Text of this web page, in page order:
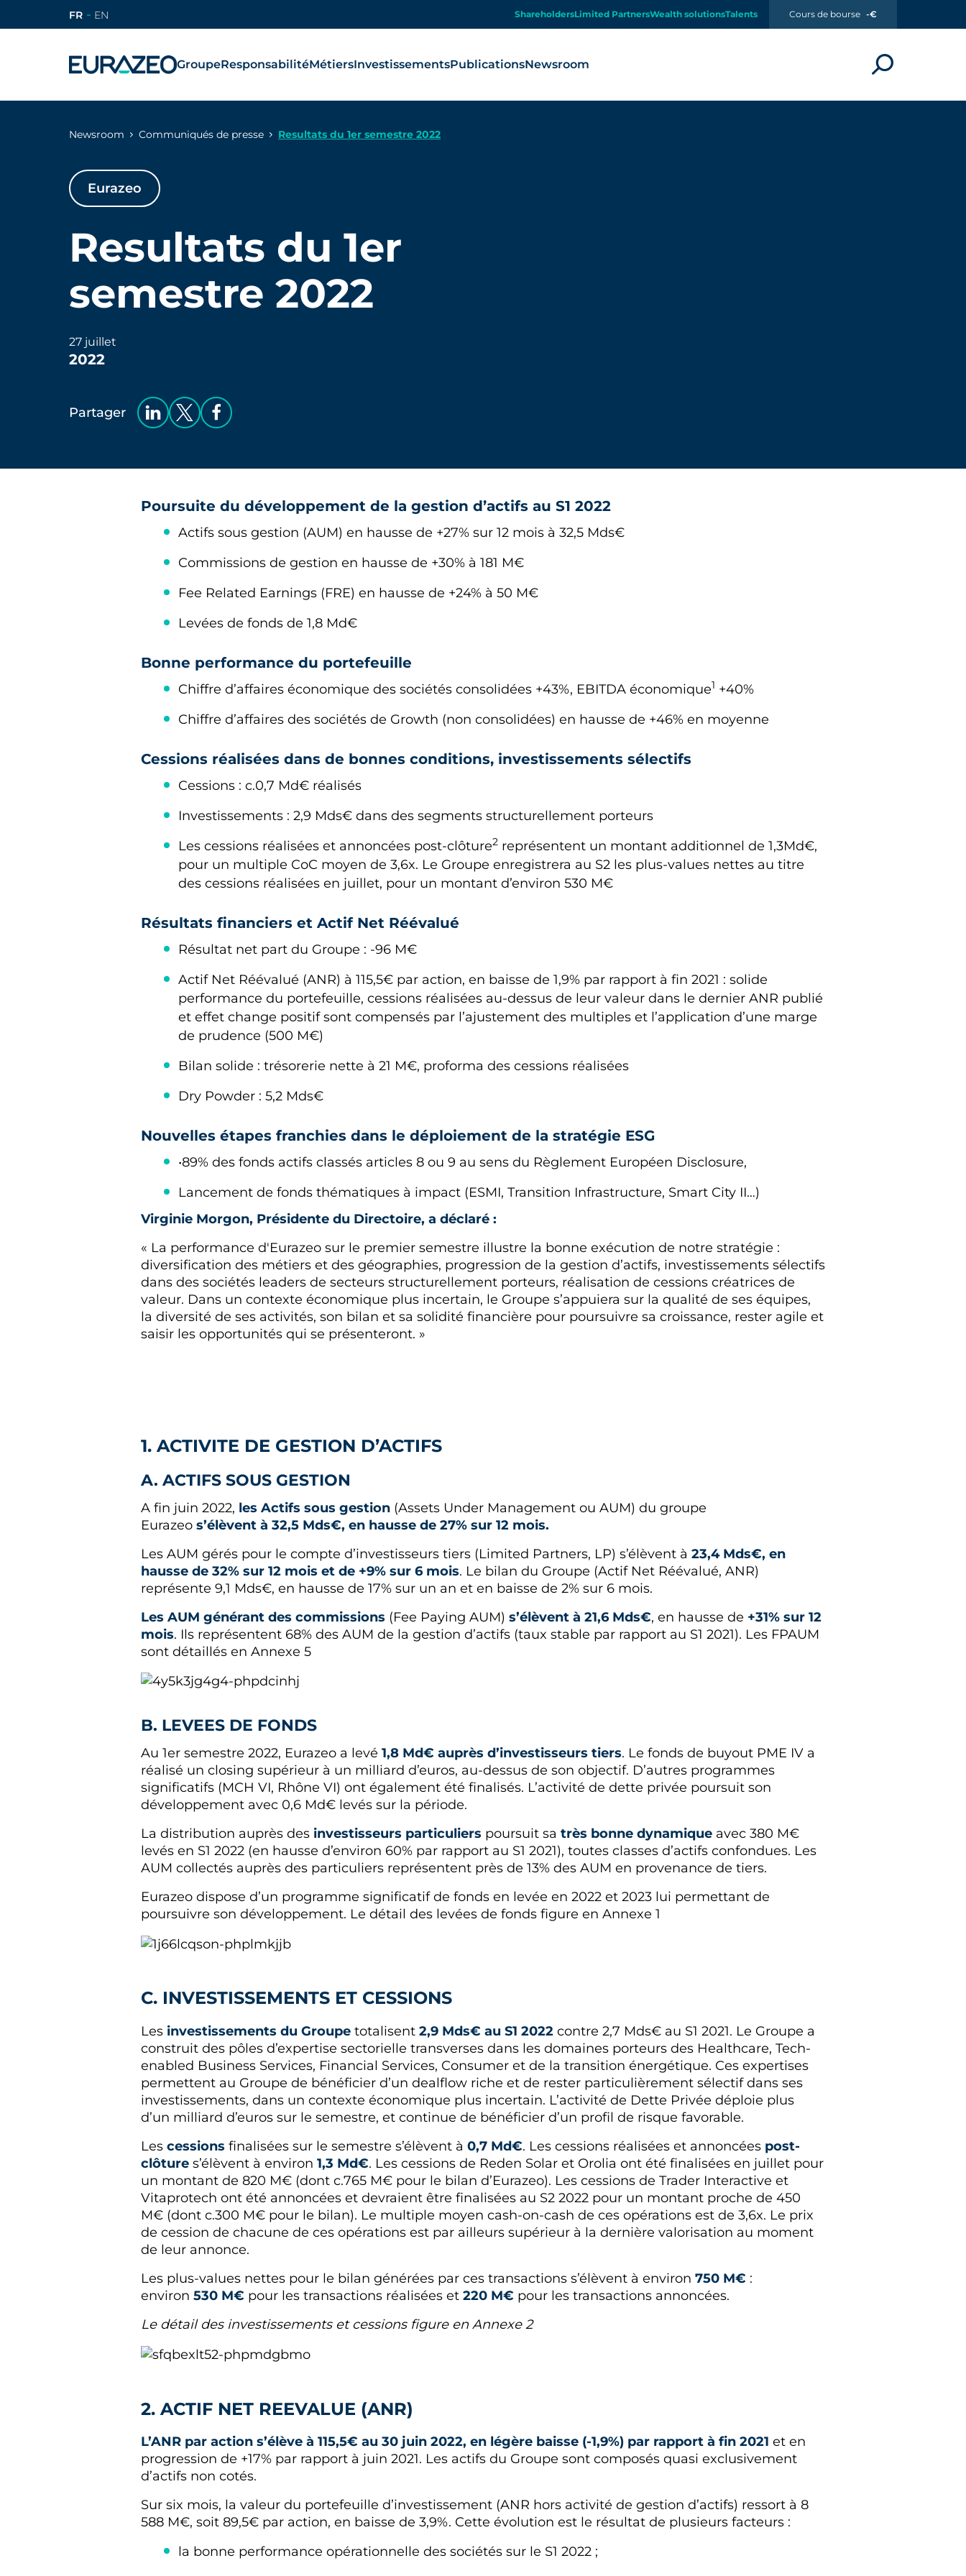
FR EN ShareholdersLimited PartnersWealth solutionsTalents Cours de bourse -€
GroupeResponsabilitéMétiersInvestissementsPublicationsNewsroom
Newsroom Communiqués de presse Resultats du 1er semestre 2022
Eurazeo
Resultats du 1er
semestre 2022
27 juillet
2022
Partager
Poursuite du développement de la gestion d’actifs au S1 2022
Actifs sous gestion (AUM) en hausse de +27% sur 12 mois à 32,5 Mds€
Commissions de gestion en hausse de +30% à 181 M€
Fee Related Earnings (FRE) en hausse de +24% à 50 M€
Levées de fonds de 1,8 Md€
Bonne performance du portefeuille
Chiffre d’affaires économique des sociétés consolidées +43%, EBITDA économique1 +40%
Chiffre d’affaires des sociétés de Growth (non consolidées) en hausse de +46% en moyenne
Cessions réalisées dans de bonnes conditions, investissements sélectifs
Cessions : c.0,7 Md€ réalisés
Investissements : 2,9 Mds€ dans des segments structurellement porteurs
Les cessions réalisées et annoncées post-clôture2 représentent un montant additionnel de 1,3Md€,
pour un multiple CoC moyen de 3,6x. Le Groupe enregistrera au S2 les plus-values nettes au titre
des cessions réalisées en juillet, pour un montant d’environ 530 M€
Résultats financiers et Actif Net Réévalué
Résultat net part du Groupe : -96 M€
Actif Net Réévalué (ANR) à 115,5€ par action, en baisse de 1,9% par rapport à fin 2021 : solide
performance du portefeuille, cessions réalisées au-dessus de leur valeur dans le dernier ANR publié
et effet change positif sont compensés par l’ajustement des multiples et l’application d’une marge
de prudence (500 M€)
Bilan solide : trésorerie nette à 21 M€, proforma des cessions réalisées
Dry Powder : 5,2 Mds€
Nouvelles étapes franchies dans le déploiement de la stratégie ESG
•89% des fonds actifs classés articles 8 ou 9 au sens du Règlement Européen Disclosure,
Lancement de fonds thématiques à impact (ESMI, Transition Infrastructure, Smart City II…)
Virginie Morgon, Présidente du Directoire, a déclaré :
« La performance d'Eurazeo sur le premier semestre illustre la bonne exécution de notre stratégie :
diversification des métiers et des géographies, progression de la gestion d’actifs, investissements sélectifs
dans des sociétés leaders de secteurs structurellement porteurs, réalisation de cessions créatrices de
valeur. Dans un contexte économique plus incertain, le Groupe s’appuiera sur la qualité de ses équipes,
la diversité de ses activités, son bilan et sa solidité financière pour poursuivre sa croissance, rester agile et
saisir les opportunités qui se présenteront. »
1. ACTIVITE DE GESTION D’ACTIFS
A. ACTIFS SOUS GESTION
A fin juin 2022, les Actifs sous gestion (Assets Under Management ou AUM) du groupe
Eurazeo s’élèvent à 32,5 Mds€, en hausse de 27% sur 12 mois.
Les AUM gérés pour le compte d’investisseurs tiers (Limited Partners, LP) s’élèvent à 23,4 Mds€, en
hausse de 32% sur 12 mois et de +9% sur 6 mois. Le bilan du Groupe (Actif Net Réévalué, ANR)
représente 9,1 Mds€, en hausse de 17% sur un an et en baisse de 2% sur 6 mois.
Les AUM générant des commissions (Fee Paying AUM) s’élèvent à 21,6 Mds€, en hausse de +31% sur 12
mois. Ils représentent 68% des AUM de la gestion d’actifs (taux stable par rapport au S1 2021). Les FPAUM
sont détaillés en Annexe 5
B. LEVEES DE FONDS
Au 1er semestre 2022, Eurazeo a levé 1,8 Md€ auprès d’investisseurs tiers. Le fonds de buyout PME IV a
réalisé un closing supérieur à un milliard d’euros, au-dessus de son objectif. D’autres programmes
significatifs (MCH VI, Rhône VI) ont également été finalisés. L’activité de dette privée poursuit son
développement avec 0,6 Md€ levés sur la période.
La distribution auprès des investisseurs particuliers poursuit sa très bonne dynamique avec 380 M€
levés en S1 2022 (en hausse d’environ 60% par rapport au S1 2021), toutes classes d’actifs confondues. Les
AUM collectés auprès des particuliers représentent près de 13% des AUM en provenance de tiers.
Eurazeo dispose d’un programme significatif de fonds en levée en 2022 et 2023 lui permettant de
poursuivre son développement. Le détail des levées de fonds figure en Annexe 1
C. INVESTISSEMENTS ET CESSIONS
Les investissements du Groupe totalisent 2,9 Mds€ au S1 2022 contre 2,7 Mds€ au S1 2021. Le Groupe a
construit des pôles d’expertise sectorielle transverses dans les domaines porteurs des Healthcare, Tech-
enabled Business Services, Financial Services, Consumer et de la transition énergétique. Ces expertises
permettent au Groupe de bénéficier d’un dealflow riche et de rester particulièrement sélectif dans ses
investissements, dans un contexte économique plus incertain. L’activité de Dette Privée déploie plus
d’un milliard d’euros sur le semestre, et continue de bénéficier d’un profil de risque favorable.
Les cessions finalisées sur le semestre s’élèvent à 0,7 Md€. Les cessions réalisées et annoncées post-
clôture s’élèvent à environ 1,3 Md€. Les cessions de Reden Solar et Orolia ont été finalisées en juillet pour
un montant de 820 M€ (dont c.765 M€ pour le bilan d’Eurazeo). Les cessions de Trader Interactive et
Vitaprotech ont été annoncées et devraient être finalisées au S2 2022 pour un montant proche de 450
M€ (dont c.300 M€ pour le bilan). Le multiple moyen cash-on-cash de ces opérations est de 3,6x. Le prix
de cession de chacune de ces opérations est par ailleurs supérieur à la dernière valorisation au moment
de leur annonce.
Les plus-values nettes pour le bilan générées par ces transactions s’élèvent à environ 750 M€ :
environ 530 M€ pour les transactions réalisées et 220 M€ pour les transactions annoncées.
Le détail des investissements et cessions figure en Annexe 2
2. ACTIF NET REEVALUE (ANR)
L’ANR par action s’élève à 115,5€ au 30 juin 2022, en légère baisse (-1,9%) par rapport à fin 2021 et en
progression de +17% par rapport à juin 2021. Les actifs du Groupe sont composés quasi exclusivement
d’actifs non cotés.
Sur six mois, la valeur du portefeuille d’investissement (ANR hors activité de gestion d’actifs) ressort à 8
588 M€, soit 89,5€ par action, en baisse de 3,9%. Cette évolution est le résultat de plusieurs facteurs :
la bonne performance opérationnelle des sociétés sur le S1 2022 ;